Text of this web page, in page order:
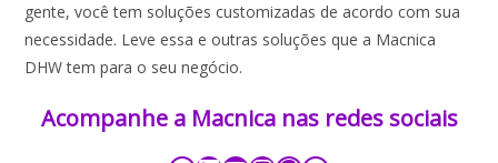
gente, você tem soluções customizadas de acordo com sua
necessidade. Leve essa e outras soluções que a Macnica
DHW tem para o seu negócio.
Acompanhe a Macnica nas redes sociais​​​